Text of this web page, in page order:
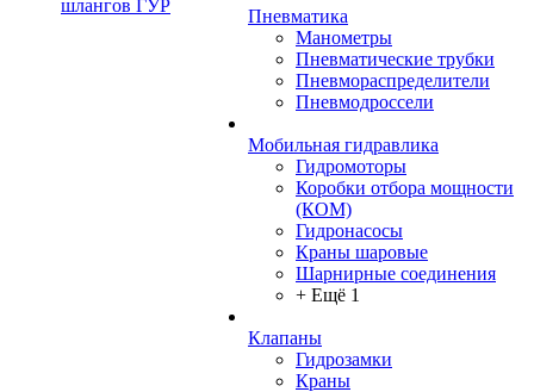
шлангов ГУР
Пневматика
Манометры
Пневматические трубки
Пневмораспределители
Пневмодроссели
Мобильная гидравлика
Гидромоторы
Коробки отбора мощности
(КОМ)
Гидронасосы
Краны шаровые
Шарнирные соединения
+ Ещё 1
Клапаны
Гидрозамки
Краны